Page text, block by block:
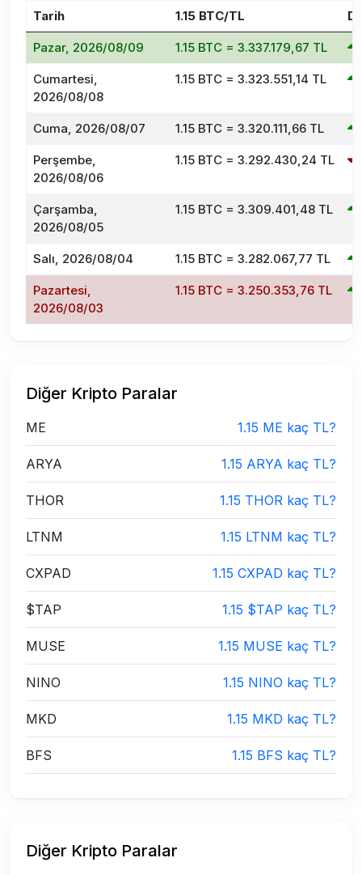
Tarih 1.15 BTC/TL
Pazar, 2026/08/09 1.15 BTC = 3.337.179,67 TL
Cumartesi,
2026/08/08
1.15 BTC = 3.323.551,14 TL
Cuma, 2026/08/07 1.15 BTC = 3.320.111,66 TL
Perşembe,
2026/08/06
1.15 BTC = 3.292.430,24 TL
Çarşamba,
2026/08/05
1.15 BTC = 3.309.401,48 TL
Salı, 2026/08/04 1.15 BTC = 3.282.067,77 TL
Pazartesi,
2026/08/03
1.15 BTC = 3.250.353,76 TL
Diğer Kripto Paralar
ME 1.15 ME kaç TL?
ARYA 1.15 ARYA kaç TL?
THOR 1.15 THOR kaç TL?
LTNM 1.15 LTNM kaç TL?
CXPAD 1.15 CXPAD kaç TL?
$TAP 1.15 $TAP kaç TL?
MUSE 1.15 MUSE kaç TL?
NINO 1.15 NINO kaç TL?
MKD 1.15 MKD kaç TL?
BFS 1.15 BFS kaç TL?
Diğer Kripto Paralar